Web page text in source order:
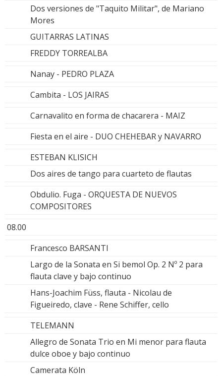
Dos versiones de "Taquito Militar", de Mariano
Mores
GUITARRAS LATINAS
FREDDY TORREALBA
Nanay - PEDRO PLAZA
Cambita - LOS JAIRAS
Carnavalito en forma de chacarera - MAIZ
Fiesta en el aire - DUO CHEHEBAR y NAVARRO
ESTEBAN KLISICH
Dos aires de tango para cuarteto de flautas
Obdulio. Fuga - ORQUESTA DE NUEVOS
COMPOSITORES
08.00
Francesco BARSANTI
Largo de la Sonata en Si bemol Op. 2 Nº 2 para
flauta clave y bajo continuo
Hans-Joachim Füss, flauta - Nicolau de
Figueiredo, clave - Rene Schiffer, cello
TELEMANN
Allegro de Sonata Trio en Mi menor para flauta
dulce oboe y bajo continuo
Camerata Köln